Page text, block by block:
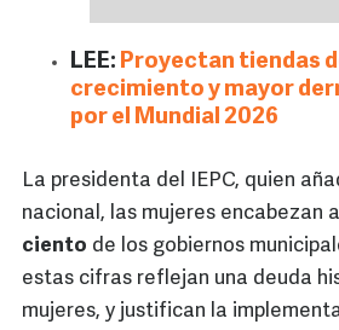
LEE: Proyectan tiendas
crecimiento y mayor
por el Mundial 2026
La presidenta del IEPC, quien
nacional, las mujeres encabezan
ciento de los gobiernos
estas cifras reflejan una deuda
mujeres, y justifican la